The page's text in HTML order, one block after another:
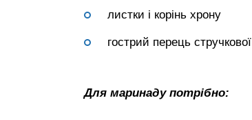
листки і корінь хрону
гострий перець стручкової
Для маринаду потрібно: